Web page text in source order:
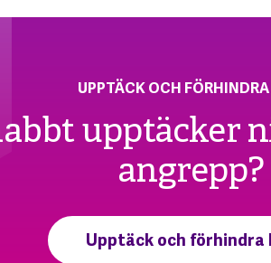
UPPTÄCK OCH
upptäcker
angrepp?
Upptäck och förhindra